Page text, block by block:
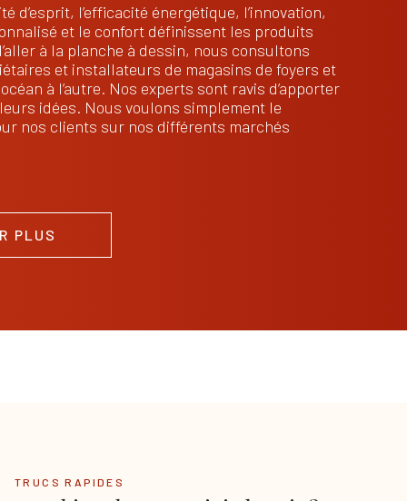
d’esprit, l’efficacité énergétique, l’innovation,
et le confort définissent les produits
à la planche à dessin, nous consultons
et installateurs de magasins de foyers et
à l’autre. Nos experts sont ravis d’apporter
idées. Nous voulons simplement le
nos clients sur nos différents marchés
PLUS
TRUCS RAPIDES